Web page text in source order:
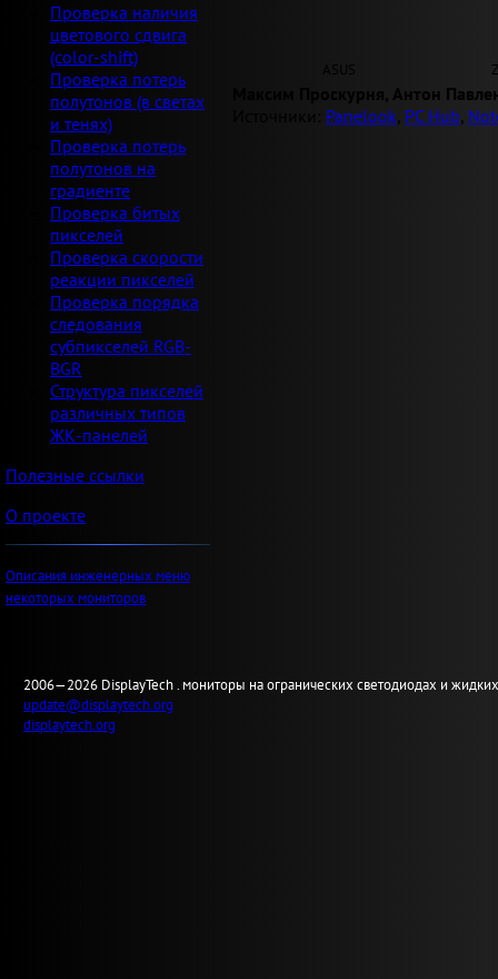
Проверка наличия
цветового сдвига
(color-shift)
Проверка потерь
полутонов (в светах
и тенях)
Проверка потерь
полутонов на
градиенте
Проверка битых
пикселей
Проверка скорости
реакции пикселей
Проверка порядка
следования
субпикселей RGB-
BGR
Структура пикселей
различных типов
ЖК-панелей
Полезные ссылки
О проекте
Описания инженерных меню
некоторых мониторов
Максим Проскурня, Антон
Panelook, PC Hub,
2006—2026 DisplayTech . мониторы на огранических светодиодах и
update@displaytech.org
displaytech.org